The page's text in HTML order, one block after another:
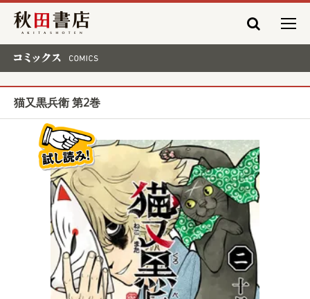
秋田書店
猫又黒兵衛 第2巻